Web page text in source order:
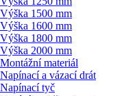
Výška 1500 mm
Výška 1600 mm
Výška 1800 mm
Výška 2000 mm
Montážní materiál
Napínací a vázací drát
Napínací tyč